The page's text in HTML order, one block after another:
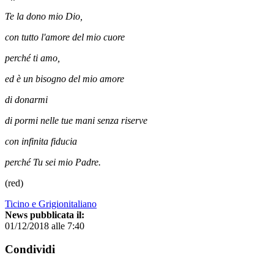
Te la dono mio Dio,
con tutto l'amore del mio cuore
perché ti amo,
ed è un bisogno del mio amore
di donarmi
di pormi nelle tue mani senza riserve
con infinita fiducia
perché Tu sei mio Padre.
(red)
Ticino e Grigionitaliano
News pubblicata il:
01/12/2018 alle 7:40
Condividi